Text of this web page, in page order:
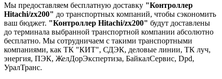
Мы предоставляем бесплатную доставку "Контроллер
Hitachi/zx200" до транспортных компаний, чтобы сэкономить
ваш бюджет. "Контроллер Hitachi/zx200" будут доставлены
до терминала выбранной транспортной компании абсолютно
бесплатно. Мы сотрудничаем с такими транспортными
компаниями, как ТК "КИТ", СДЭК, деловые линии, ТК луч,
энергия, ПЭК, ЖелДорЭкспертиза, БайкалСервис, Dpd,
УралТранс.